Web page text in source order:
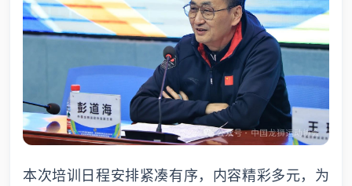
本次培训日程安排紧凑有序，内容精彩多元，为